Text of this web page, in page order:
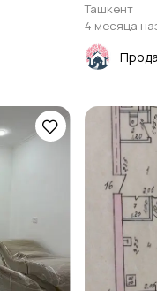
Ташкент
4 месяца